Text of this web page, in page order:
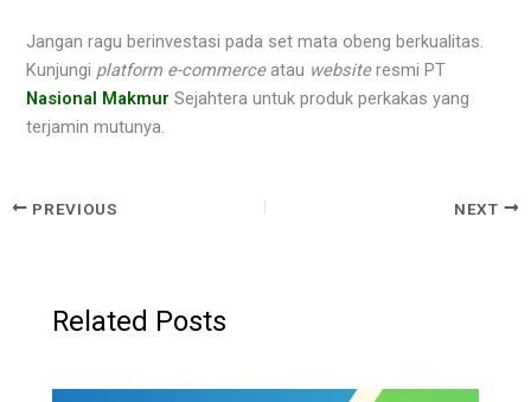
Jangan ragu berinvestasi pada set mata obeng berkualitas.
Kunjungi platform e-commerceatau websiteresmi PT
Nasional Makmur Sejahtera untuk produk perkakas yang
terjamin mutunya.
PREVIOUS NEXT
Related Posts